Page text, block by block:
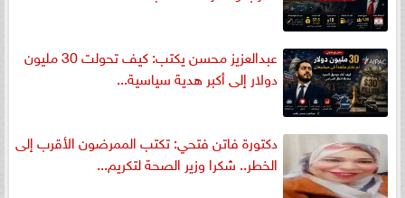
عبدالعزيز محسن يكتب: كيف تحولت 30 مليون
دولار إلى أكبر هدية سياسية...
دكتورة فاتن فتحي: تكتب الممرضون الأقرب إلى
الخطر.. شكرا وزير الصحة لتكريم...